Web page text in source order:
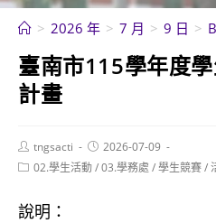
內
> 2026 年 > 7 月 > 9 日 >
臺南市115學年度
計畫
Post
author:
tngsacti
Post
published:
2026-07-09
Post02.學生活動/03.學務處 /學生競賽/
說明：